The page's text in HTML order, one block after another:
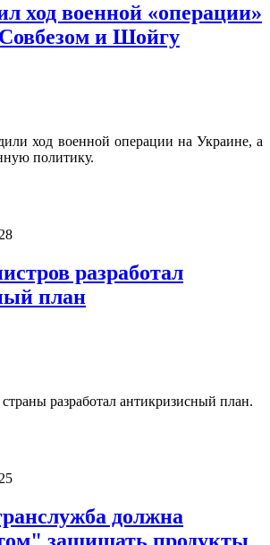
ход военной «операции»
и Шойгу
ход военной операции на Украине, а
политику.
разработал
план
разработал антикризисный план.
должна
защищать продукты